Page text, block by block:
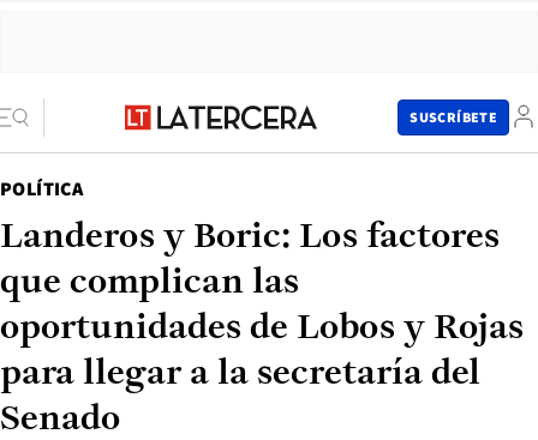
SUSCRÍBETE
POLÍTICA
Landeros y Boric: Los factores
que complican las
oportunidades de Lobos y Rojas
para llegar a la secretaría del
Senado